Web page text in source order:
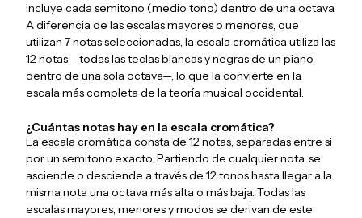
incluye cada semitono (medio tono) dentro de una octava.
A diferencia de las escalas mayores o menores, que
utilizan 7 notas seleccionadas, la escala cromática utiliza las
12 notas —todas las teclas blancas y negras de un piano
dentro de una sola octava—, lo que la convierte en la
escala más completa de la teoría musical occidental.
¿Cuántas notas hay en la escala cromática?
La escala cromática consta de 12 notas, separadas entre sí
por un semitono exacto. Partiendo de cualquier nota, se
asciende o desciende a través de 12 tonos hasta llegar a la
misma nota una octava más alta o más baja. Todas las
escalas mayores, menores y modos se derivan de este